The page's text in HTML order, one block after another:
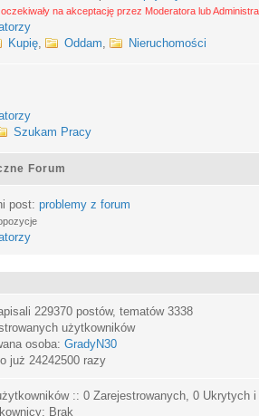
na akceptację przez Moderatora lub
Kupię, Oddam, Nieruchomości
Szukam Pracy
Forum
post: problemy z forum
229370 postów, tematów 3338
użytkowników
osoba: GradyN30
już 24242500 razy
:: 0 Zarejestrowanych, 0 Ukrytych
Brak